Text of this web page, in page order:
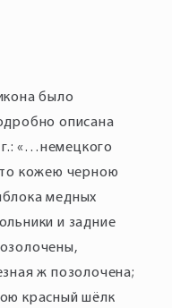
было
описана
г.: «…немецкого
кожею черною
медных
и задние
ж позолочена;
красный шёлк